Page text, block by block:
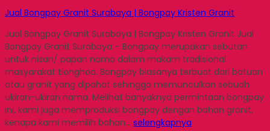
Jual Bongpay Granit Surabaya | Bongpay Kristen Granit
Jual Bongpay Granit Surabaya | Bongpay Kristen Granit Jual
Bongpay Granit Surabaya – Bongpay merupakan sebutan
untuk nisan/ papan nama dalam makam tradisional
masyarakat tionghoa. Bongpay biasanya terbuat dari batuan
atau granit yang dipahat sehingga memunculkan sebuah
ukiran-ukiran nama. Melihat banyaknya permintaan bongpay
ini, kami juga memproduksi bongpay dengan bahan granit,
kenapa kami memilih bahan… selengkapnya